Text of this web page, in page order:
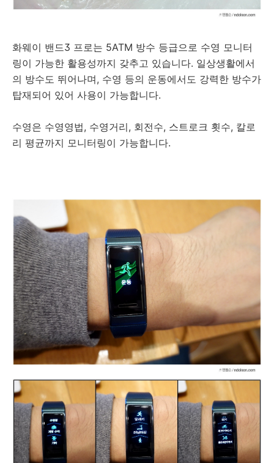
화웨이 밴드3 프로는 5ATM 방수 등급으로 수영 모니터
링이 가능한 활용성까지 갖추고 있습니다. 일상생활에서
의 방수도 뛰어나며, 수영 등의 운동에서도 강력한 방수가
탑재되어 있어 사용이 가능합니다.
수영은 수영영법, 수영거리, 회전수, 스트로크 횟수, 칼로
리 평균까지 모니터링이 가능합니다.